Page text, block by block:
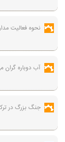
نحوه فعالیت
آب دوباره گران
جنگ بزرگ در